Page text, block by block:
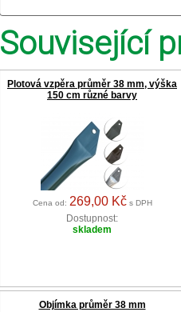
Související
Plotová vzpěra průměr 38 mm, výška
150 cm různé barvy
Cena od: 269,00 Kčs DPH
Dostupnost:
skladem
Objímka průměr 38 mm